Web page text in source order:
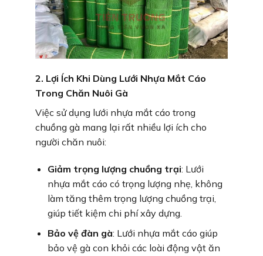
2. Lợi Ích Khi Dùng Lưới Nhựa Mắt Cáo
Trong Chăn Nuôi Gà
Việc sử dụng lưới nhựa mắt cáo trong
chuồng gà mang lại rất nhiều lợi ích cho
người chăn nuôi:
Giảm trọng lượng chuồng trại: Lưới
nhựa mắt cáo có trọng lượng nhẹ, không
làm tăng thêm trọng lượng chuồng trại,
giúp tiết kiệm chi phí xây dựng.
Bảo vệ đàn gà: Lưới nhựa mắt cáo giúp
bảo vệ gà con khỏi các loài động vật ăn